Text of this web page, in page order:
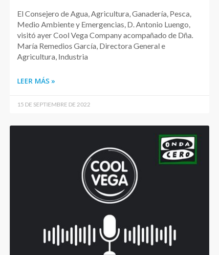
El Consejero de Agua, Agricultura, Ganadería, Pesca,
Medio Ambiente y Emergencias, D. Antonio Luengo,
visitó ayer Cool Vega Company acompañado de Dña.
María Remedios García, Directora General e
Agricultura, Industria
LEER MÁS »
15 DE SEPTIEMBRE DE 2022